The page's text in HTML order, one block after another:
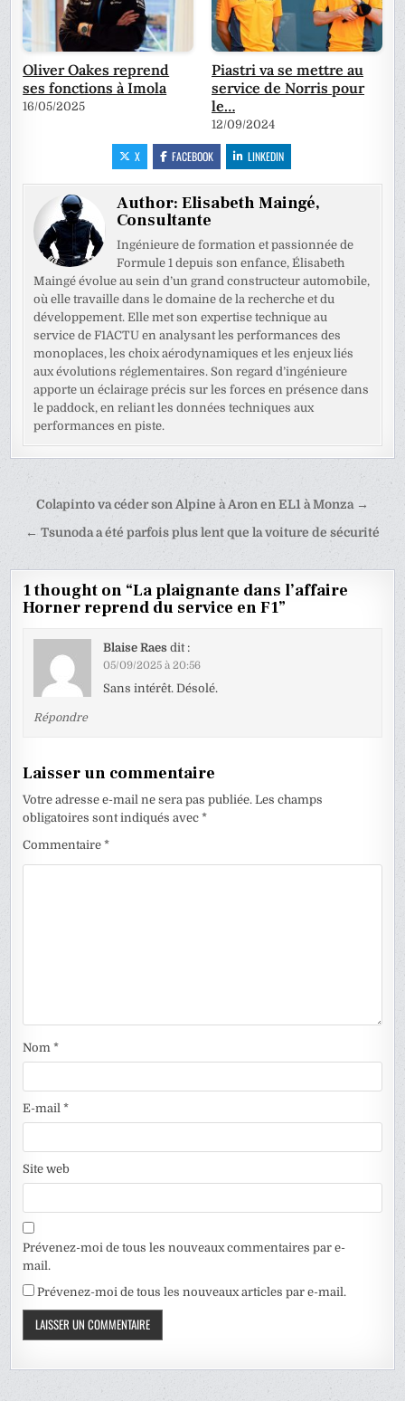
Oliver Oakes reprend
ses fonctions à Imola
16/05/2025
Piastri va se mettre au
service de Norris pour
le…
12/09/2024
X FACEBOOK LINKEDIN
Author:Elisabeth Maingé,
Consultante
Ingénieure de formation et passionnée de
Formule 1 depuis son enfance, Élisabeth
Maingé évolue au sein d’un grand constructeur automobile,
où elle travaille dans le domaine de la recherche et du
développement. Elle met son expertise technique au
service de F1ACTU en analysant les performances des
monoplaces, les choix aérodynamiques et les enjeux liés
aux évolutions réglementaires. Son regard d’ingénieure
apporte un éclairage précis sur les forces en présence dans
le paddock, en reliant les données techniques aux
performances en piste.
Navigation
de
Colapinto va céder son Alpine à Aron en EL1 à Monza →
← Tsunoda a été parfois plus lent que la voiture de sécurité
1 thought on “La plaignante dans l’affaire
Horner reprend du service en F1”
Blaise Raes dit :
05/09/2025 à 20:56
Sans intérêt. Désolé.
Répondre
Laisser un commentaire
Votre adresse e-mail ne sera pas publiée. Les champs
obligatoires sont indiqués avec*
Commentaire*
Nom*
E-mail*
Site web
Prévenez-moi de tous les nouveaux commentaires par e-
mail.
Prévenez-moi de tous les nouveaux articles par e-mail.